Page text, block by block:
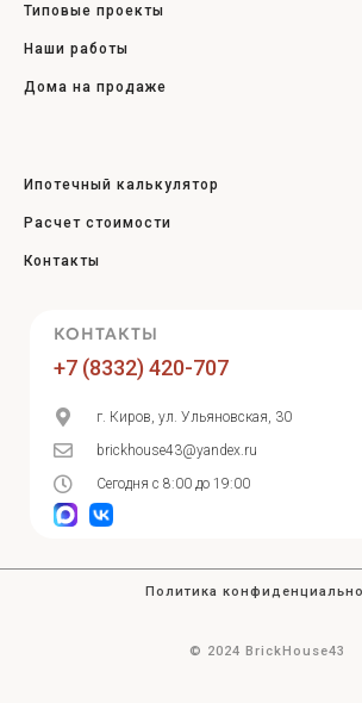
Типовые проекты
Наши работы
Дома на продаже
Ипотечный калькулятор
Расчет стоимости
Контакты
КОНТАКТЫ
+7 (8332) 420-707
г. Киров, ул. Ульяновская, 30
brickhouse43@yandex.ru
Сегодня с 8:00 до 19:00
© 2024 BrickHouse43
Политика